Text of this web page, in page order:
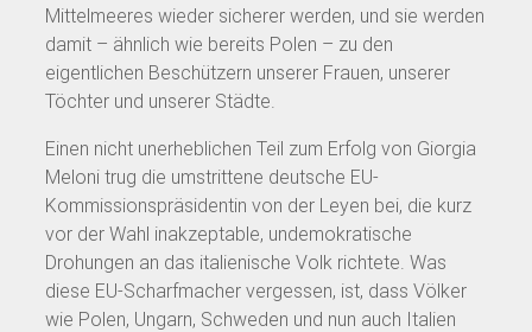
Mittelmeeres wieder sicherer werden, und sie werden
damit – ähnlich wie bereits Polen – zu den
eigentlichen Beschützern unserer Frauen, unserer
Töchter und unserer Städte.
Einen nicht unerheblichen Teil zum Erfolg von Giorgia
Meloni trug die umstrittene deutsche EU-
Kommissionspräsidentin von der Leyen bei, die kurz
vor der Wahl inakzeptable, undemokratische
Drohungen an das italienische Volk richtete. Was
diese EU-Scharfmacher vergessen, ist, dass Völker
wie Polen, Ungarn, Schweden und nun auch Italien